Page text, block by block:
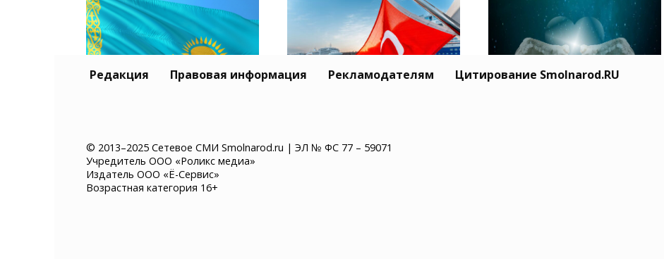
Казахстан хочет ввести
платное разрешение на
въезд для иностранцев
и Киев обеспечить
Редакция Правовая информация Рекламодателям Цитирование Smolnarod.RU
© 2013–2025 Сетевое СМИ Smolnarod.ru | ЭЛ № ФС 77 – 59071
Учредитель ООО «Роликс медиа»
Издатель ООО «Ё-Сервис»
Возрастная категория 16+